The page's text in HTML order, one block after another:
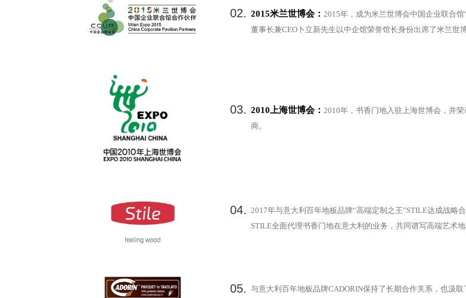
02. 2015米兰世博会： 2015年，成为米兰世博会中国企业联合
董事长兼CEO卜立新先生以中企馆荣誉馆长身份出席了米兰世
03. 2010上海世博会： 2010年，书香门地入驻上海世博会，并
商。
04.
2017年与意大利百年地板品牌“高端定制之王”STILE达成战略
STILE全面代理书香门地在意大利的业务，共同谱写高端艺术地
05. 与意大利百年地板品牌CADORIN保持了长期合作关系，也汲